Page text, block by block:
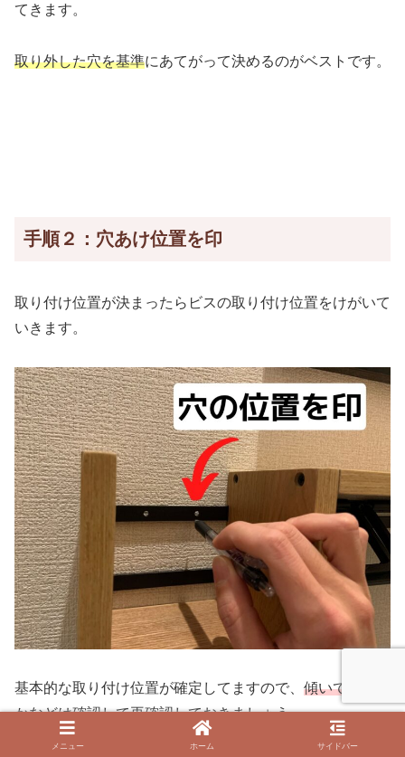
てきます。
取り外した穴を基準にあてがって決めるのがベストです。
手順２：穴あけ位置を印
取り付け位置が決まったらビスの取り付け位置をけがいて
いきます。
基本的な取り付け位置が確定してますので、 傾いていない
かなどは確認して再確認しておきましょう。
メニュー ホーム サイドバー